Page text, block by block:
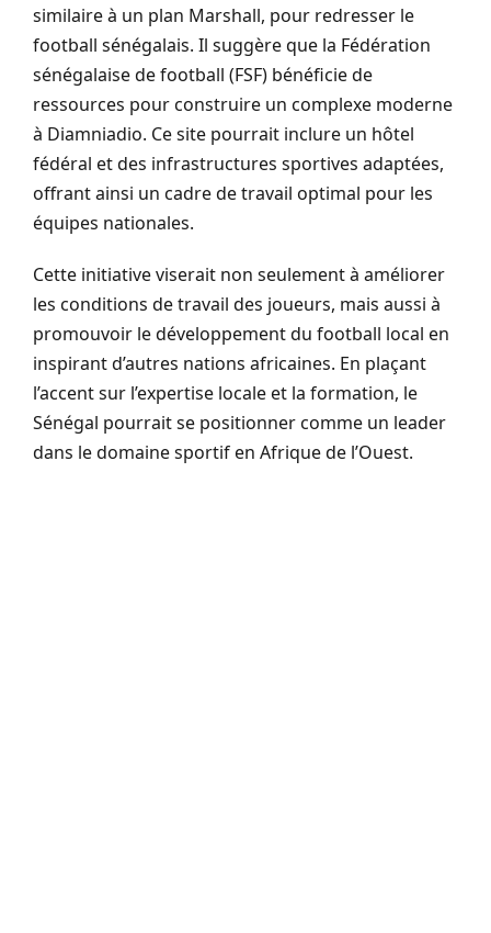
similaire à un plan Marshall, pour redresser le
football sénégalais. Il suggère que la Fédération
sénégalaise de football (FSF) bénéficie de
ressources pour construire un complexe moderne
à Diamniadio. Ce site pourrait inclure un hôtel
fédéral et des infrastructures sportives adaptées,
offrant ainsi un cadre de travail optimal pour les
équipes nationales.
Cette initiative viserait non seulement à améliorer
les conditions de travail des joueurs, mais aussi à
promouvoir le développement du football local en
inspirant d’autres nations africaines. En plaçant
l’accent sur l’expertise locale et la formation, le
Sénégal pourrait se positionner comme un leader
dans le domaine sportif en Afrique de l’Ouest.